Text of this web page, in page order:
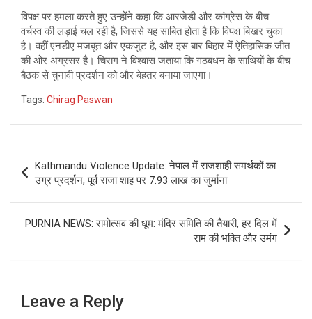
विपक्ष पर हमला करते हुए उन्होंने कहा कि आरजेडी और कांग्रेस के बीच
वर्चस्व की लड़ाई चल रही है, जिससे यह साबित होता है कि विपक्ष बिखर चुका
है। वहीं एनडीए मजबूत और एकजुट है, और इस बार बिहार में ऐतिहासिक जीत
की ओर अग्रसर है। चिराग ने विश्वास जताया कि गठबंधन के साथियों के बीच
बैठक से चुनावी प्रदर्शन को और बेहतर बनाया जाएगा।
Tags: Chirag Paswan
navigation
Kathmandu Violence Update: नेपाल में राजशाही समर्थकों का
उग्र प्रदर्शन, पूर्व राजा शाह पर 7.93 लाख का जुर्माना
PURNIA NEWS: रामोत्सव की धूम: मंदिर समिति की तैयारी, हर दिल में
राम की भक्ति और उमंग
Leave a Reply